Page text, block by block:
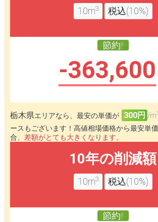
10m3 税込(10%)
節約!!
-363,600
栃木県エリアなら、最安の単価が 300円 /m
ースもございます！高値相場価格から最安単
合、 差額がとても大きくなります。
10年の削減額
10m3 税込(10%)
節約!!